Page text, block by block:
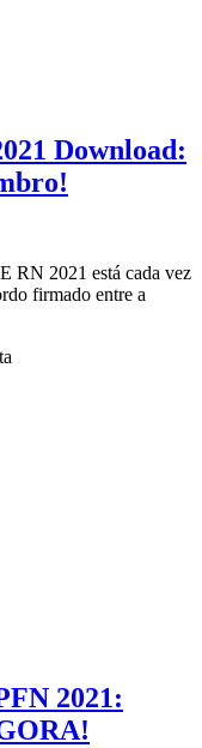
Download:
RN 2021 está cada vez
firmado entre a
2021: